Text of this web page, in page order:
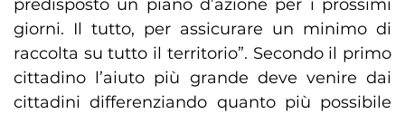
predisposto un piano d’azione per i prossimi
giorni. Il tutto, per assicurare un minimo di
raccolta su tutto il territorio”. Secondo il primo
cittadino l’aiuto più grande deve venire dai
cittadini differenziando quanto più possibile